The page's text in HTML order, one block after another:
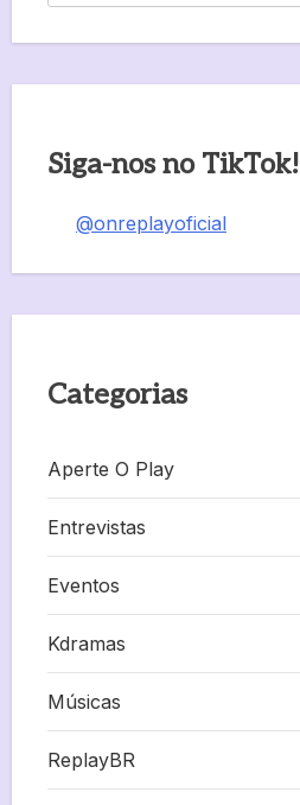
Siga-nos no TikTok!
@onreplayoficial
Categorias
Aperte O Play
Entrevistas
Eventos
Kdramas
Músicas
ReplayBR